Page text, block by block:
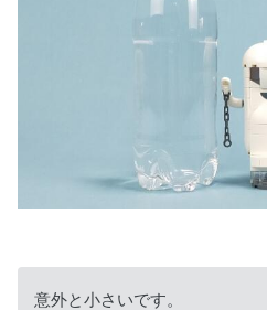
意外と小さいです。